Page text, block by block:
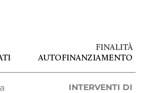
14.400,00 €
FINALITÀ
AUTOFINANZIAMENTO
INTERVENTI DI